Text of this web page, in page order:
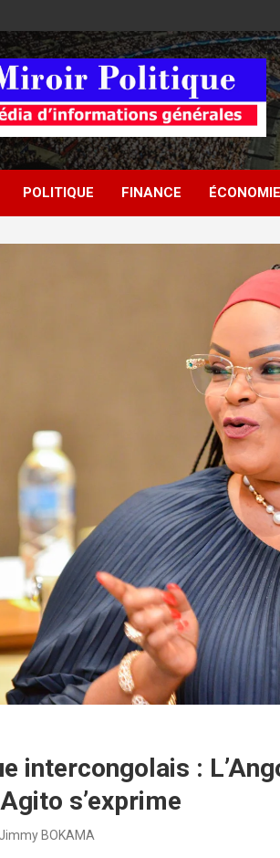
d'informations
socio-politiques
POLITIQUE FINANCE ÉCONOMIE
intercongolais :
s’exprime
Jimmy BOKAMA